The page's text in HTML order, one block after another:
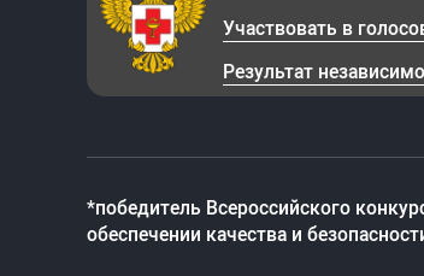
Участвовать в
Результат
*победитель Всероссийского
обеспечении качества и